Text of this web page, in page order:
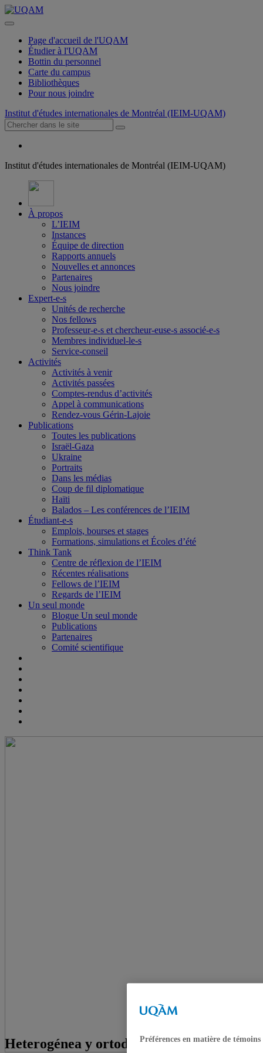
Page d'accueil de l'UQAM
Étudier à l'UQAM
Bottin du personnel
Carte du campus
Bibliothèques
Pour nous joindre
Institut d'études internationales de Montréal (IEIM-UQAM)
Institut d'études internationales de Montréal (IEIM-UQAM)
À propos
L’IEIM
Instances
Équipe de direction
Rapports annuels
Nouvelles et annonces
Partenaires
Nous joindre
Expert-e-s
Unités de recherche
Nos fellows
Professeur-e-s et chercheur-euse-s associé-e-s
Membres individuel-le-s
Service-conseil
Activités
Activités à venir
Activités passées
Comptes-rendus d’activités
Appel à communications
Rendez-vous Gérin-Lajoie
Publications
Toutes les publications
Israël-Gaza
Ukraine
Portraits
Dans les médias
Coup de fil diplomatique
Haïti
Balados – Les conférences de l’IEIM
Étudiant-e-s
Emplois, bourses et stages
Formations, simulations et Écoles d’été
Think Tank
Centre de réflexion de l’IEIM
Récentes réalisations
Fellows de l’IEIM
Regards de l’IEIM
Un seul monde
Blogue Un seul monde
Publications
Partenaires
Comité scientifique
Heterogénea y ortodoxa: la izquierda
Préférences en matière de témoins